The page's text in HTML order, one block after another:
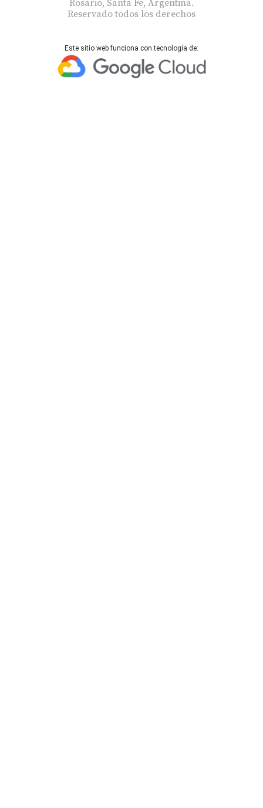
Reservado todos los derechos
Este sitio web funciona con tecnología de: